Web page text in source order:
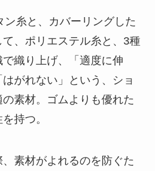
糸と、カバーリングした
、ポリエステル糸と、3種
織り上げ、「適度に伸
がれない」という、ショ
素材。ゴムよりも優れた
持つ。
素材がよれるのを防ぐた